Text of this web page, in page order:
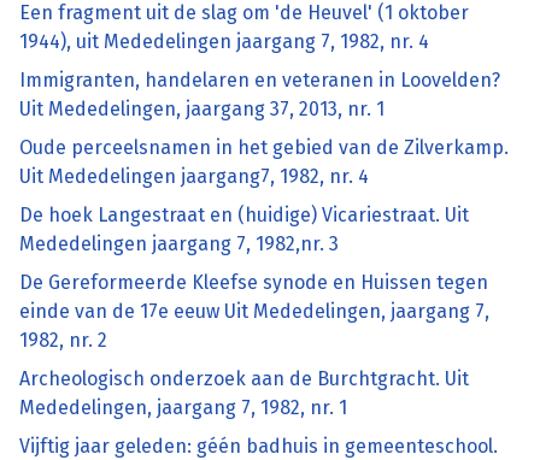
Een fragment uit de slag om 'de Heuvel' (1 oktober
1944), uit Mededelingen jaargang 7, 1982, nr. 4
Immigranten, handelaren en veteranen in Loovelden?
Uit Mededelingen, jaargang 37, 2013, nr. 1
Oude perceelsnamen in het gebied van de Zilverkamp.
Uit Mededelingen jaargang7, 1982, nr. 4
De hoek Langestraat en (huidige) Vicariestraat. Uit
Mededelingen jaargang 7, 1982,nr. 3
De Gereformeerde Kleefse synode en Huissen tegen
einde van de 17e eeuw Uit Mededelingen, jaargang 7,
1982, nr. 2
Archeologisch onderzoek aan de Burchtgracht. Uit
Mededelingen, jaargang 7, 1982, nr. 1
Vijftig jaar geleden: géén badhuis in gemeenteschool.